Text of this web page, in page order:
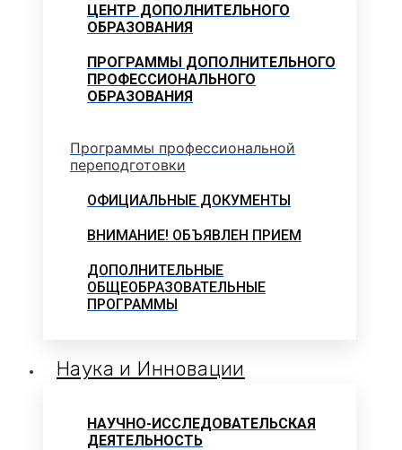
ЦЕНТР ДОПОЛНИТЕЛЬНОГО
ОБРАЗОВАНИЯ
ПРОГРАММЫ ДОПОЛНИТЕЛЬНОГО
ПРОФЕССИОНАЛЬНОГО
ОБРАЗОВАНИЯ
Программы профессиональной
переподготовки
ОФИЦИАЛЬНЫЕ ДОКУМЕНТЫ
ВНИМАНИЕ! ОБЪЯВЛЕН ПРИЕМ
ДОПОЛНИТЕЛЬНЫЕ
ОБЩЕОБРАЗОВАТЕЛЬНЫЕ
ПРОГРАММЫ
Наука и Инновации
НАУЧНО-ИССЛЕДОВАТЕЛЬСКАЯ
ДЕЯТЕЛЬНОСТЬ